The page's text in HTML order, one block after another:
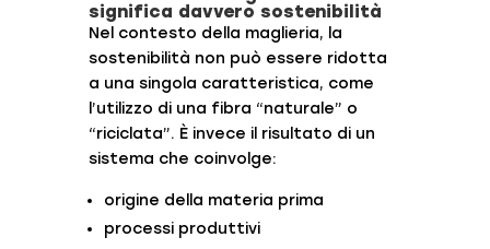
significa davvero sostenibilità
Nel contesto della maglieria, la
sostenibilità non può essere ridotta
a una singola caratteristica, come
l’utilizzo di una fibra “naturale” o
“riciclata”. È invece il risultato di un
sistema che coinvolge:
origine della materia prima
processi produttivi